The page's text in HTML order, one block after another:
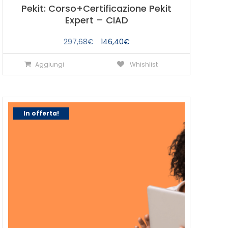
Pekit: Corso+Certificazione Pekit
Expert – CIAD
297,68€
Il
prezzo
originale
146,40€Il
prezzo
attuale
Aggiungi Whishlist
In offerta!